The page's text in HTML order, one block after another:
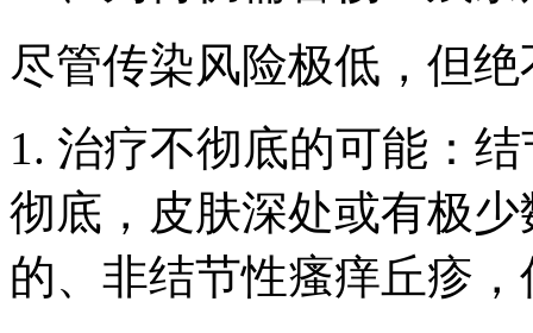
尽管传染风险极低，但
1. 治疗不彻底的可能：
彻底，皮肤深处或有极
的、非结节性瘙痒丘疹